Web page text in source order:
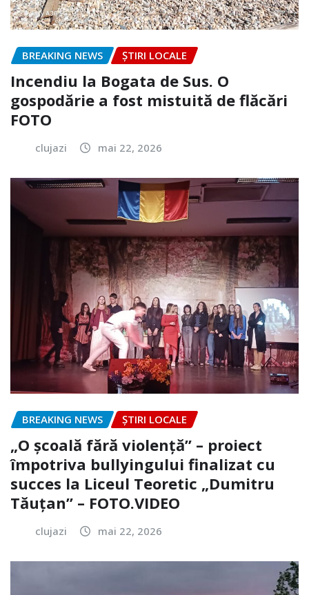
BREAKING NEWS ȘTIRI LOCALE
Incendiu la Bogata de Sus. O
gospodărie a fost mistuită de flăcări
FOTO
clujazi mai 22, 2026
BREAKING NEWS ȘTIRI LOCALE
„O școală fără violență” – proiect
împotriva bullyingului finalizat cu
succes la Liceul Teoretic „Dumitru
Tăuțan” – FOTO.VIDEO
clujazi mai 22, 2026